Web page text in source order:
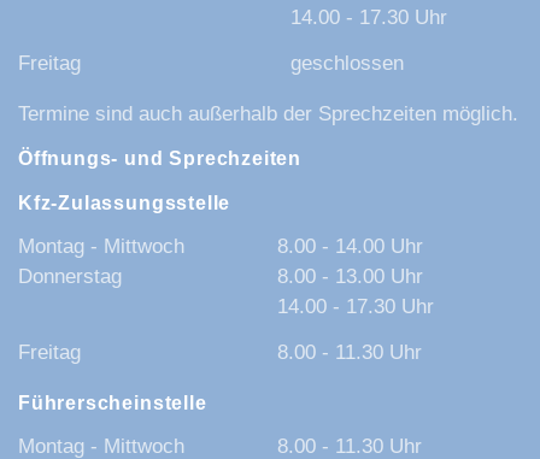
14.00 - 17.30 Uhr
Freitag
geschlossen
Termine sind auch außerhalb der Sprechzeiten möglich.
Öffnungs- und Sprechzeiten
Kfz-Zulassungsstelle
Montag - Mittwoch
8.00 - 14.00 Uhr
Donnerstag
8.00 - 13.00 Uhr
14.00 - 17.30 Uhr
Freitag
8.00 - 11.30 Uhr
Führerscheinstelle
Montag - Mittwoch 8.00 - 11.30 Uhr